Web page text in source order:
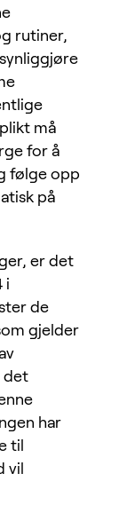
rutiner,
må
for å
følge opp
på
er det
i
de
gjelder
det
har
til
vil